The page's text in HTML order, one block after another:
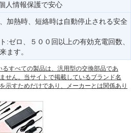
人情報保護で安心
加熱時、短絡時は自動停止される安全
:ゼロ、５００回以上の有効充電回数、
ます。
すべての製品は、汎用型の交換部品であ
せん。当サイトで掲載しているブランド名
示すためだけであり、メーカーとは関係あり